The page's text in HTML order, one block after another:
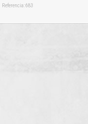
Referencia: 683